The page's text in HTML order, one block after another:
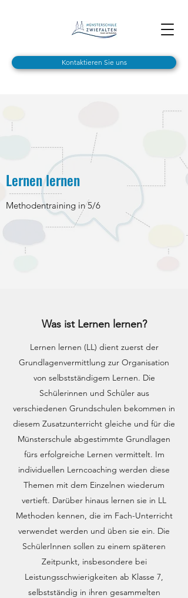
Kontaktieren Sie uns
Lernen lernen
Methodentraining in 5/6
Was ist Lernen lernen?
Lernen lernen (LL) dient zuerst der
Grundlagenvermittlung zur Organisation
von selbstständigem Lernen. Die
Schülerinnen und Schüler aus
verschiedenen Grundschulen bekommen in
diesem Zusatzunterricht gleiche und für die
Münsterschule abgestimmte Grundlagen
fürs erfolgreiche Lernen vermittelt. Im
individuellen Lerncoaching werden diese
Themen mit dem Einzelnen wiederum
vertieft. Darüber hinaus lernen sie in LL
Methoden kennen, die im Fach-Unterricht
verwendet werden und üben sie ein. Die
SchülerInnen sollen zu einem späteren
Zeitpunkt, insbesondere bei
Leistungsschwierigkeiten ab Klasse 7,
selbstständig in ihren gesammelten